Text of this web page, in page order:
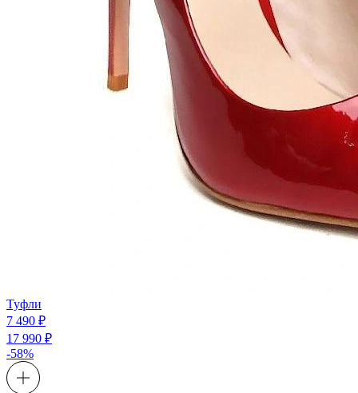
Туфли
7 490 ₽
17 990 ₽
-58%